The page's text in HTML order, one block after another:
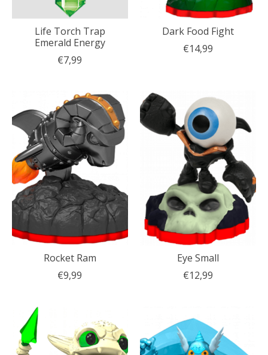
Life Torch Trap
Emerald Energy
€7,99
Dark Food Fight
€14,99
Rocket Ram
€9,99
Eye Small
€12,99